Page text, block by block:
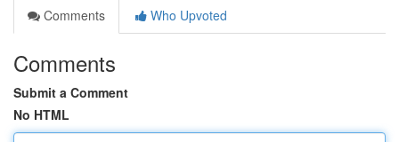
Comments
Who Upvoted
Comments
Submit a Comment
No HTML